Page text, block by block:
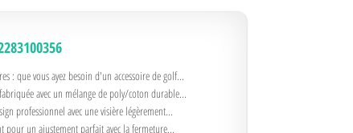
: que vous ayez besoin d'un accessoire de golf...
avec un mélange de poly/coton durable...
professionnel avec une visière légèrement...
pour un ajustement parfait avec la fermeture...